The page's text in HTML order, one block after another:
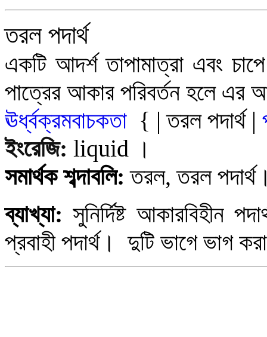
তরল পদার্থ
একটি আদর্শ তাপামাত্রা এবং
পাত্রের আকার পরিবর্তন হলে এর
ঊর্ধ্বক্রমবাচকতা { | তরল পদার্থ |
ইংরেজি: liquid ।
সমার্থক শব্দাবলি: তরল, তরল
ব্যাখ্যা:সুনির্দিষ্ট আকারবিহীন
প্রবাহী পদার্থ। দুটি ভাগে ভাগ